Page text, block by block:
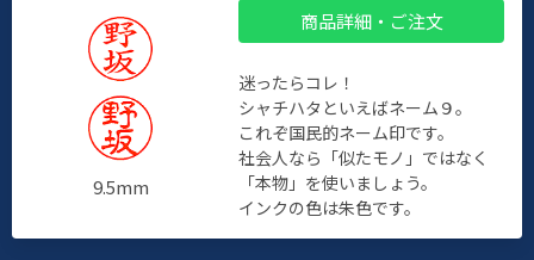
9.5mm
商品詳細・ご注文
迷ったらコレ！
シャチハタといえばネーム９。
これぞ国民的ネーム印です。
社会人なら「似たモノ」ではなく
「本物」を使いましょう。
インクの色は朱色です。